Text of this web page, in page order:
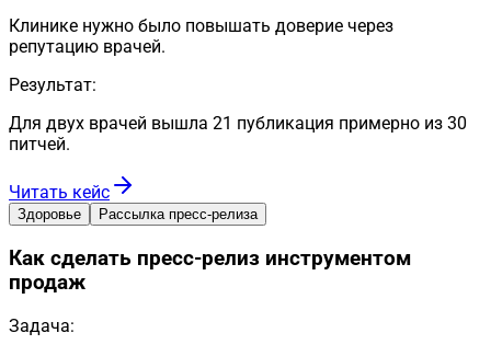
Клинике нужно было повышать доверие через
репутацию врачей.
Результат:
Для двух врачей вышла 21 публикация примерно из 30
питчей.
Читать кейс
Здоровье Рассылка пресс-релиза
Как сделать пресс-релиз инструментом
продаж
Задача: